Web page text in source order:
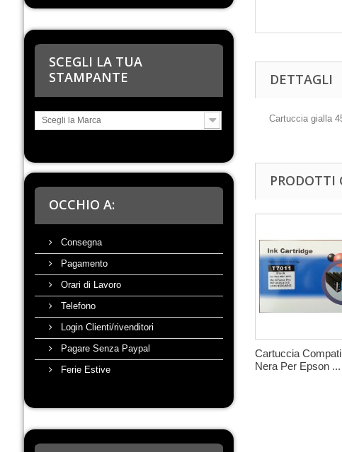
SCEGLI LA TUA
STAMPANTE
Scegli la Marca
OCCHIO A:
Consegna
Pagamento
Orari di Lavoro
Telefono
Login Clienti/rivenditori
Pagare Senza Paypal
Ferie Estive
DETTAGLI
Cartuccia gialla
PRODOTTI
Cartuccia
Nera Per Epson ...